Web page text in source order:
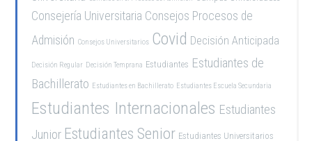
Consejería Universitaria Consejos Procesos de
Admisión Consejos Universitarios Covid Decisión Anticipada
Decisión Regular Decisión Temprana Estudiantes Estudiantes de
Bachillerato Estudiantes en Bachillerato Estudiantes Escuela Secundaria
Estudiantes Internacionales Estudiantes
Junior Estudiantes Senior Estudiantes Universitarios